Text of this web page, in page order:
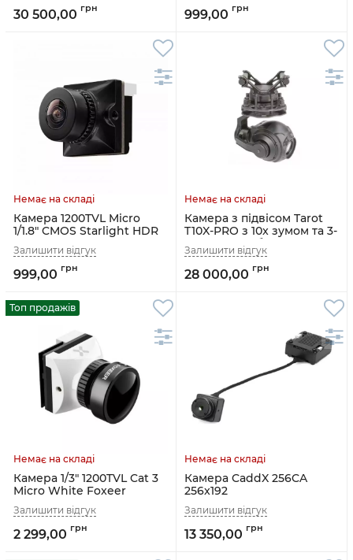
30 500,00 999,00
Камера 1200TVL Micro
1/1.8" CMOS Starlight HDR
2.1мм Ratel 2 V2 Caddx
999,00
Камера з підвісом Tarot
T10X-PRO з 10x зумом та 3-
осьовою стабілізацією
(T10X-PRO)
28 000,00
Топ продажів
Камера 1/3" 1200TVL Cat 3
Micro White Foxeer
2 299,00
Камера CaddX 256CA
256x192
13 350,00